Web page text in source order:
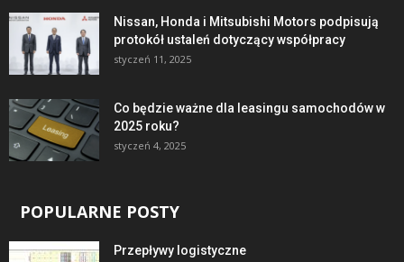
Nissan, Honda i Mitsubishi Motors podpisują
protokół ustaleń dotyczący współpracy
styczeń 11, 2025
Co będzie ważne dla leasingu samochodów w
2025 roku?
styczeń 4, 2025
POPULARNE POSTY
Przepływy logistyczne